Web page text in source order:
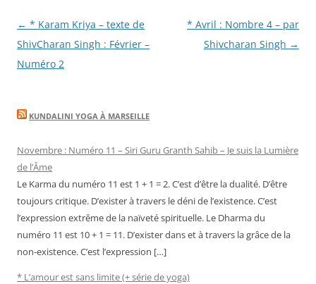
Navigation
des
articles
← * Karam Kriya – texte de
ShivCharan Singh : Février –
Numéro 2
* Avril : Nombre 4 – par
Shivcharan Singh →
KUNDALINI YOGA À MARSEILLE
Novembre : Numéro 11 – Siri Guru Granth Sahib – Je suis la Lumière
de l’Âme
Le Karma du numéro 11 est 1 + 1 = 2. C’est d’être la dualité. D’être
toujours critique. D’exister à travers le déni de l’existence. C’est
l’expression extrême de la naïveté spirituelle. Le Dharma du
numéro 11 est 10 + 1 = 11. D’exister dans et à travers la grâce de la
non-existence. C’est l’expression […]
* L’amour est sans limite (+ série de yoga)